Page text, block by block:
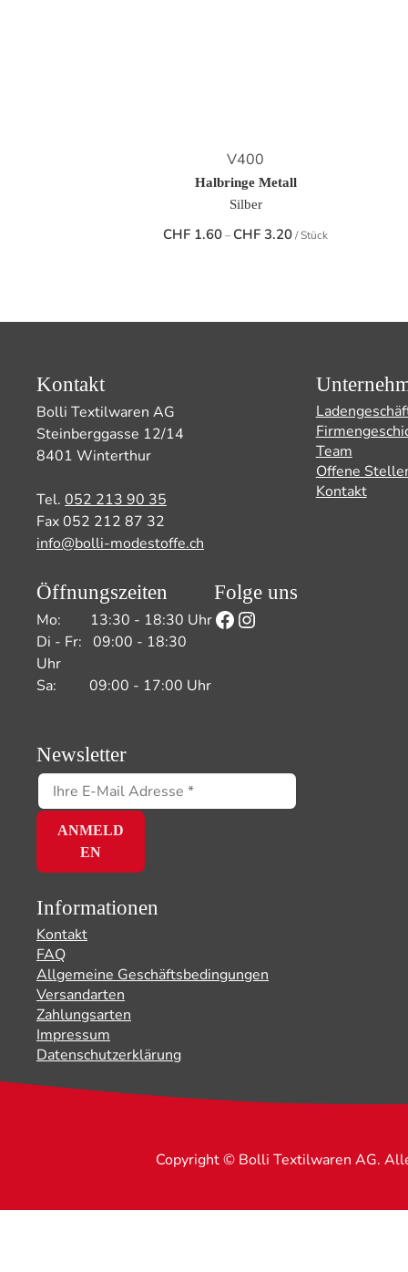
V400
Halbringe Metall
Silber
CHF 1.60 – CHF 3.20Preisspanne:
/ Stück
Kontakt
Bolli Textilwaren AG
Steinberggasse 12/14
8401 Winterthur
Tel. 052 213 90 35
Fax 052 212 87 32
info@bolli-modestoffe.ch
Öffnungszeiten
Mo: 13:30 - 18:30 Uhr
Di - Fr: 09:00 - 18:30
Uhr
Sa: 09:00 - 17:00 Uhr
Folge uns
Facebook
Instagram
Newsletter
Team
Offene
Kontakt
Informationen
Kontakt
FAQ
Allgemeine Geschäftsbedingungen
Versandarten
Zahlungsarten
Impressum
Datenschutzerklärung
Copyright © Bolli Textilwaren AG.